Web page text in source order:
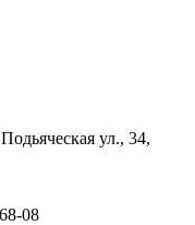
ул., 34,
08